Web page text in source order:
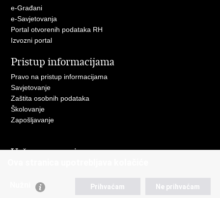
e-Građani
e-Savjetovanja
Portal otvorenih podataka RH
Izvozni portal
Pristup informacijama
Pravo na pristup informacijama
Savjetovanje
Zaštita osobnih podataka
Školovanje
Zapošljavanje
Važne poveznice
Prihvaćam Ne prihvaćam